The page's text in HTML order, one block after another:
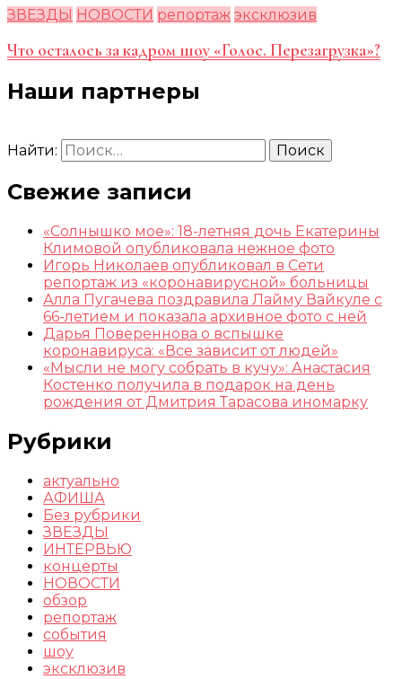
ЗВЕЗДЫ НОВОСТИ репортаж эксклюзив
Что осталось за кадром шоу «Голос. Перезагрузка»?
Наши партнеры
Найти:
Свежие записи
«Солнышко мое»: 18-летняя дочь Екатерины
Климовой опубликовала нежное фото
Игорь Николаев опубликовал в Сети
репортаж из «коронавирусной» больницы
Алла Пугачева поздравила Лайму Вайкуле с
66-летием и показала архивное фото с ней
Дарья Повереннова о вспышке
коронавируса: «Все зависит от людей»
«Мысли не могу собрать в кучу»: Анастасия
Костенко получила в подарок на день
рождения от Дмитрия Тарасова иномарку
Рубрики
актуально
АФИША
Без рубрики
ЗВЕЗДЫ
ИНТЕРВЬЮ
концерты
НОВОСТИ
обзор
репортаж
события
шоу
эксклюзив